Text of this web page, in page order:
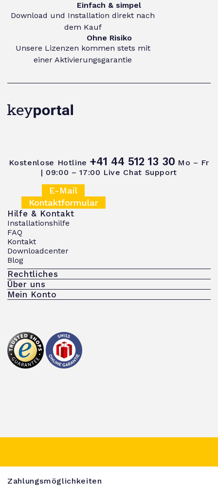
Einfach & simpel
Download und Installation direkt nach
dem Kauf
Ohne Risiko
Unsere Lizenzen kommen stets mit
einer Aktivierungsgarantie
Kostenlose Hotline +41 44 512 13 30 Mo – Fr
| 09:00 – 17:00 Live Chat Support
E-Mail
Kontaktformular
Hilfe & Kontakt
Installationshilfe
FAQ
Kontakt
Downloadcenter
Blog
Rechtliches
Über uns
Mein Konto
Zahlungsmöglichkeiten